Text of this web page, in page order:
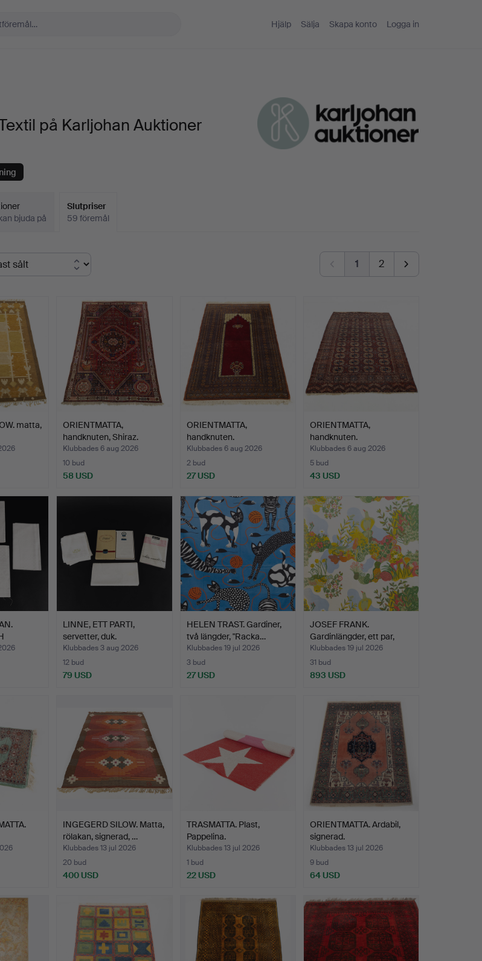
Hjälp Sälja Skapa konto Logga in
på Karljohan Auktioner
bjuda på
Slutpriser
59 föremål
1 2
matta,
ORIENTMATTA,
handknuten, Shiraz.
Klubbades 6 aug 2026
10 bud
58 USD
ORIENTMATTA,
handknuten.
Klubbades 6 aug 2026
2 bud
27 USD
ORIENTMATTA,
handknuten.
Klubbades 6 aug 2026
5 bud
43 USD
LINNE, ETT PARTI,
servetter, duk.
Klubbades 3 aug 2026
12 bud
79 USD
HELEN TRAST. Gardiner,
två längder, "Racka…
Klubbades 19 jul 2026
3 bud
27 USD
JOSEF FRANK.
Gardinlängder, ett par,
"Anak…
Klubbades 19 jul 2026
31 bud
893 USD
INGEGERD SILOW. Matta,
rölakan, signerad, …
Klubbades 13 jul 2026
20 bud
400 USD
TRASMATTA. Plast,
Pappelina.
Klubbades 13 jul 2026
1 bud
22 USD
ORIENTMATTA. Ardabil,
signerad.
Klubbades 13 jul 2026
9 bud
64 USD